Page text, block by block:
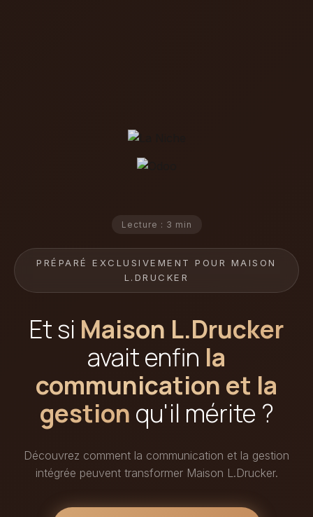
Lecture : 3 min
PRÉPARÉ EXCLUSIVEMENT POUR MAISON
L.DRUCKER
Et si Maison L.Drucker
avait enfin la
communication et la
gestion qu'il mérite ?
Découvrez comment la communication et la gestion
intégrée peuvent transformer Maison L.Drucker.